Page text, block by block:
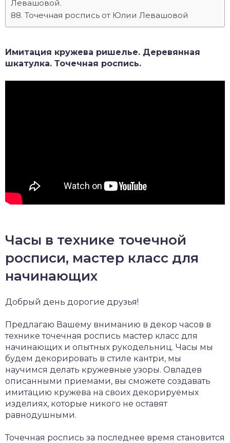
Левашовой.
Точечная роспись от Юлии Левашовой
Имитация кружева ришелье. Деревянная
шкатулка. Точечная роспись.
Часы в технике точечной
росписи, мастер класс для
начинающих
Добрый день дорогие друзья!
Предлагаю Вашему вниманию в декор часов в
технике точечная роспись мастер класс для
начинающих и опытных рукодельниц. Часы мы
будем декорировать в стиле кантри, мы
научимся делать кружевные узоры. Овладев
описанными приемами, вы сможете создавать
имитацию кружева на своих декорируемых
изделиях, которые никого не оставят
равнодушными.
Точечная роспись за последнее время становится